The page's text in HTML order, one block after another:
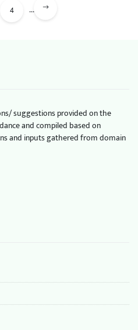
4 ...
suggestions provided on the
and compiled based on
and inputs gathered from domain